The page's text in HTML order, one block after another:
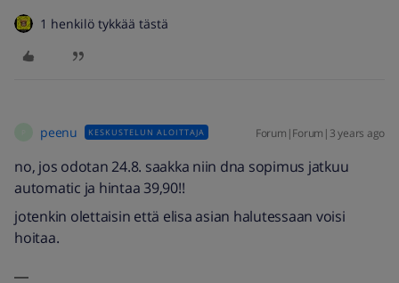
1 henkilö tykkää tästä
peenu KESKUSTELUN ALOITTAJA Forum|Forum|3 years ago
no, jos odotan 24.8. saakka niin dna sopimus jatkuu
automatic ja hintaa 39,90!!
jotenkin olettaisin että elisa asian halutessaan voisi
hoitaa.